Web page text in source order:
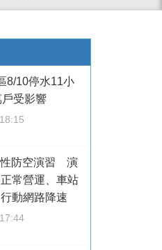
8/10停水11小
受影響
性防空演習 演
常營運、車站
動網路降速